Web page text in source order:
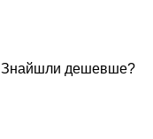
Знайшли дешевше?